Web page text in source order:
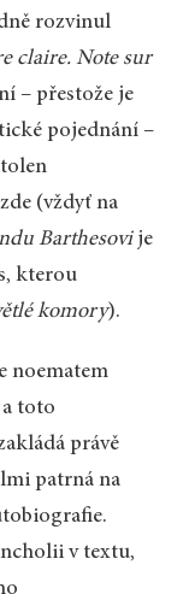
rozvinul
claire. Note sur
– přestože je
pojednání –
(vždyť na
Barthesovije
kterou
komory).
noematem
toto
právě
patrná na
v textu,